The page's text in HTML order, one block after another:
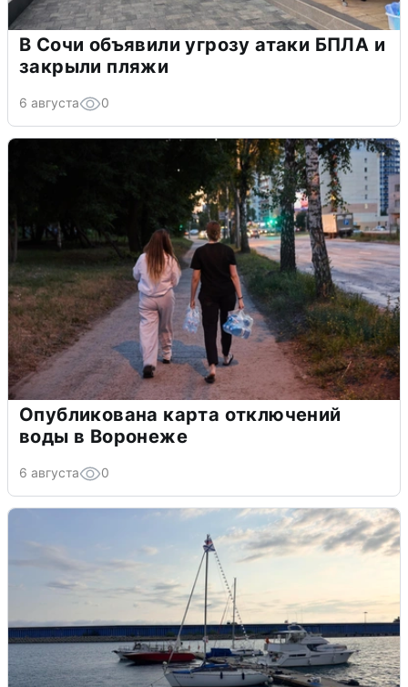
В Сочи объявили угрозу атаки БПЛА и
закрыли пляжи
6 августа 0
Опубликована карта отключений
воды в Воронеже
6 августа 0